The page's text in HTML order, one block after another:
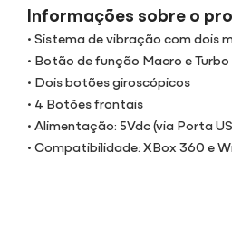
Informações sobre o
• Sistema de vibração com dois
• Botão de função Macro e Turbo
• Dois botões giroscópicos
• 4 Botões frontais
• Alimentação: 5Vdc (via Porta
• Compatibilidade: XBox 360 e